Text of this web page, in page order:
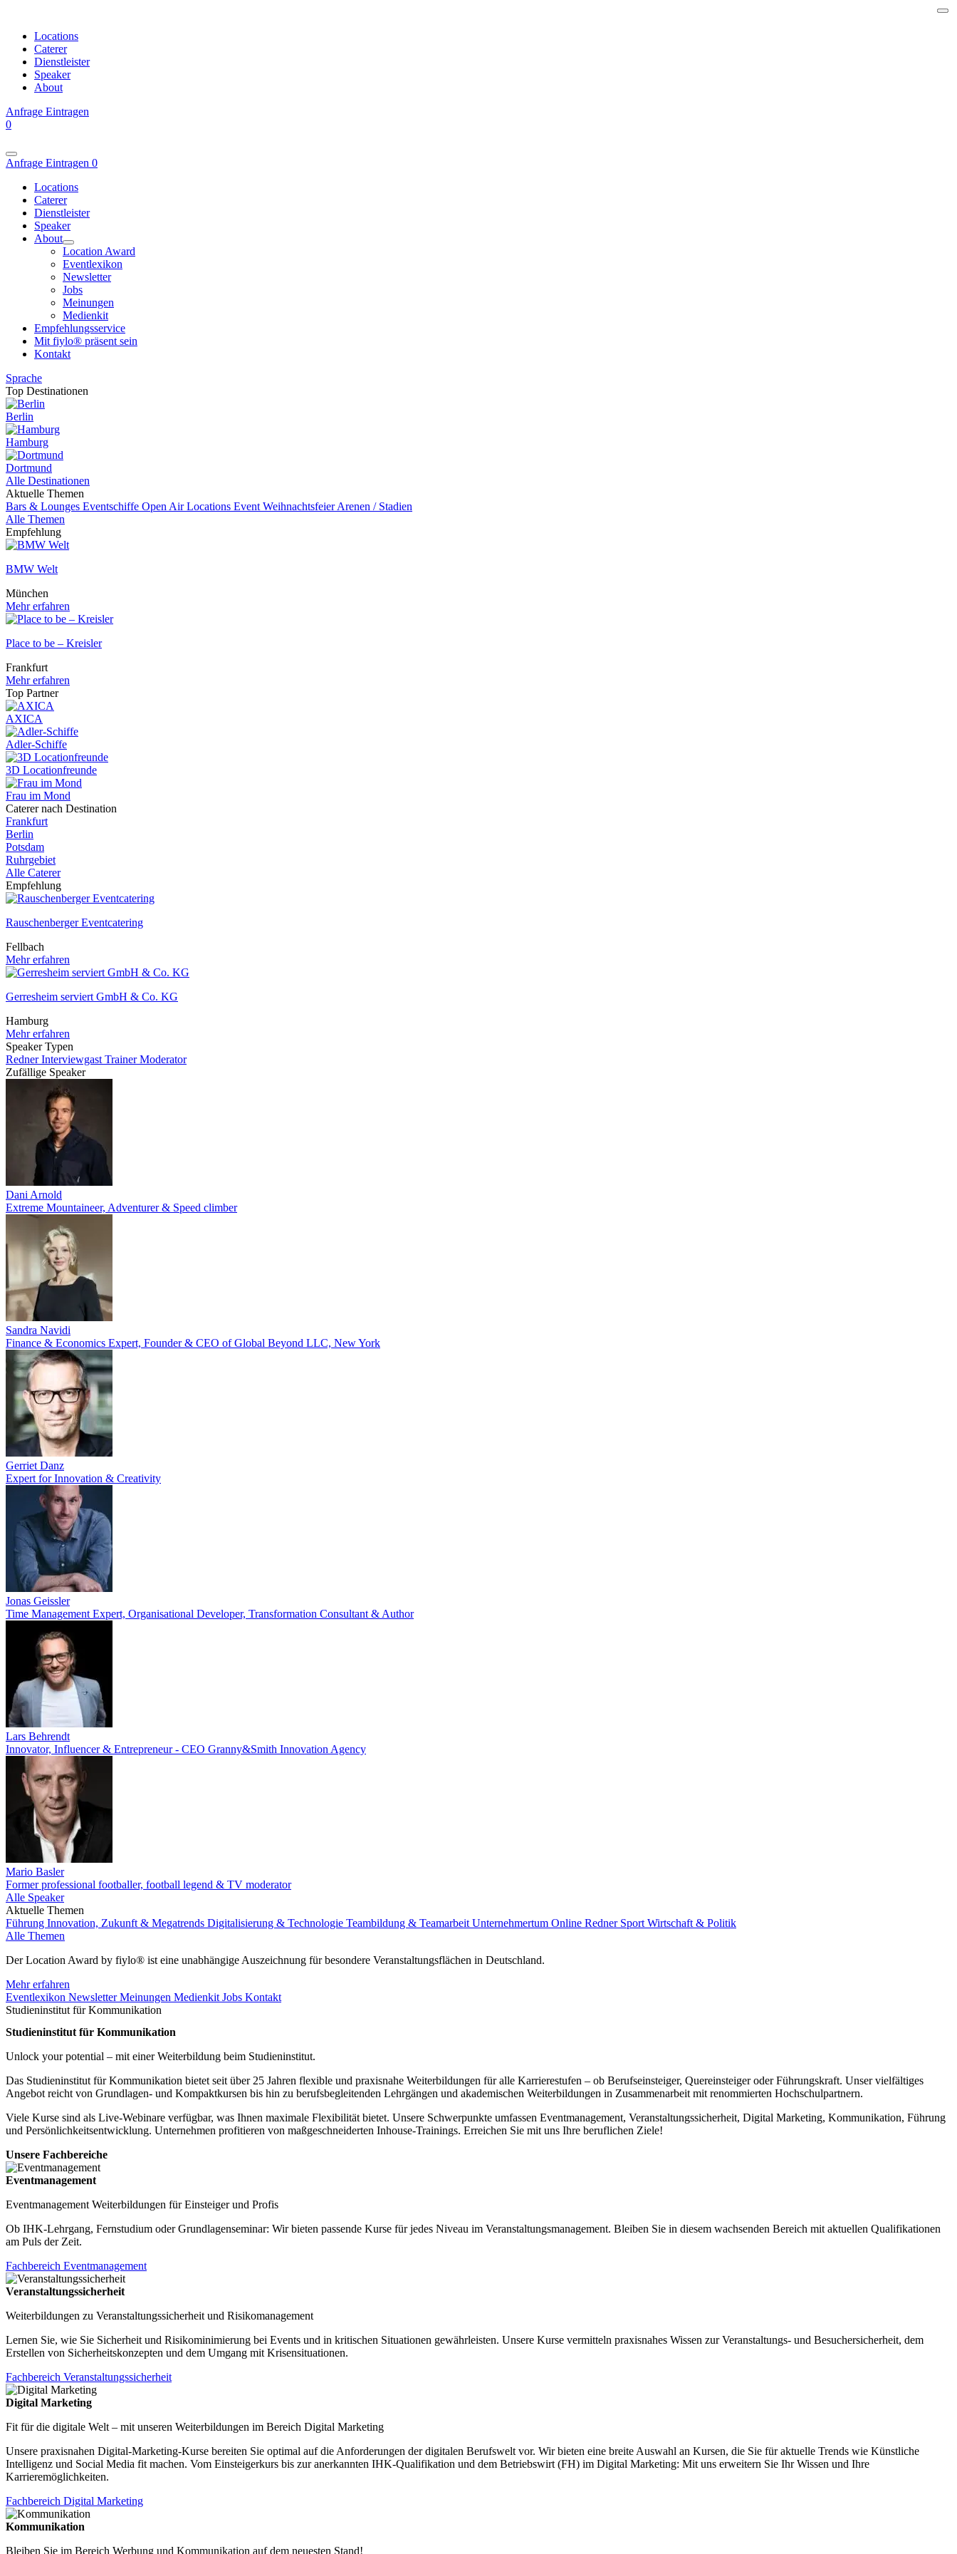
Locations
Caterer
Dienstleister
Speaker
About
Anfrage Eintragen
0
Anfrage Eintragen 0
Locations
Caterer
Dienstleister
Speaker
About
Location Award
Eventlexikon
Newsletter
Jobs
Meinungen
Medienkit
Empfehlungsservice
Mit fiylo® präsent sein
Kontakt
Sprache
Top Destinationen
Berlin
Hamburg
Dortmund
Alle Destinationen
Aktuelle Themen
Bars & Lounges Eventschiffe Open Air Locations Event WeihnachtsfeierArenen / Stadien
Alle Themen
Empfehlung
BMW Welt
München
Mehr erfahren
Place to be – Kreisler
Frankfurt
Mehr erfahren
Top Partner
AXICA
Adler-Schiffe
3D Locationfreunde
Frau im Mond
Caterer nach Destination
Frankfurt
Berlin
Potsdam
Ruhrgebiet
Alle Caterer
Empfehlung
Rauschenberger Eventcatering
Fellbach
Mehr erfahren
Gerresheim serviert GmbH & Co. KG
Hamburg
Mehr erfahren
Speaker Typen
RednerInterviewgast TrainerModerator
Zufällige Speaker
Dani Arnold
Extreme Mountaineer, Adventurer & Speed climber
Sandra Navidi
Finance & Economics Expert, Founder & CEO of Global Beyond LLC, New York
Gerriet Danz
Expert for Innovation & Creativity
Jonas Geissler
Time Management Expert, Organisational Developer, Transformation Consultant & Author
Lars Behrendt
Innovator, Influencer & Entrepreneur - CEO Granny&Smith Innovation Agency
Mario Basler
Former professional footballer, football legend & TV moderator
Alle Speaker
Aktuelle Themen
Führung Innovation, Zukunft & Megatrends Digitalisierung & Technologie Teambildung & Teamarbeit Unternehmertum Online Redner Sport Wirtschaft & Politik
Alle Themen
Der Location Award by fiylo® ist eine unabhängige Auszeichnung für besondere Veranstaltungsflächen in Deutschland.
Mehr erfahren
Eventlexikon NewsletterMeinungen Medienkit Jobs Kontakt
Studieninstitut für Kommunikation
Studieninstitut für Kommunikation
Unlock your potential – mit einer Weiterbildung beim Studieninstitut.
Das Studieninstitut für Kommunikation bietet seit über 25 Jahren flexible und praxisnahe Weiterbildungen für alle Karrierestufen – ob Berufseinsteiger, Quereinsteiger oder Führungskraft. Unser vielfältiges
Angebot reicht von Grundlagen- und Kompaktkursen bis hin zu berufsbegleitenden Lehrgängen und akademischen Weiterbildungen in Zusammenarbeit mit renommierten Hochschulpartnern.
Viele Kurse sind als Live-Webinare verfügbar, was Ihnen maximale Flexibilität bietet. Unsere Schwerpunkte umfassen Eventmanagement, Veranstaltungssicherheit, Digital Marketing, Kommunikation, Führung
und Persönlichkeitsentwicklung. Unternehmen profitieren von maßgeschneiderten Inhouse-Trainings. Erreichen Sie mit uns Ihre beruflichen Ziele!
Unsere Fachbereiche
Eventmanagement
Eventmanagement Weiterbildungen für Einsteiger und Profis
Ob IHK-Lehrgang, Fernstudium oder Grundlagenseminar: Wir bieten passende Kurse für jedes Niveau im Veranstaltungsmanagement. Bleiben Sie in diesem wachsenden Bereich mit aktuellen Qualifikationen
am Puls der Zeit.
Fachbereich Eventmanagement
Veranstaltungssicherheit
Weiterbildungen zu Veranstaltungssicherheit und Risikomanagement
Lernen Sie, wie Sie Sicherheit und Risikominimierung bei Events und in kritischen Situationen gewährleisten. Unsere Kurse vermitteln praxisnahes Wissen zur Veranstaltungs- und Besuchersicherheit, dem
Erstellen von Sicherheitskonzepten und dem Umgang mit Krisensituationen.
Fachbereich Veranstaltungssicherheit
Digital Marketing
Fit für die digitale Welt – mit unseren Weiterbildungen im Bereich Digital Marketing
Unsere praxisnahen Digital-Marketing-Kurse bereiten Sie optimal auf die Anforderungen der digitalen Berufswelt vor. Wir bieten eine breite Auswahl an Kursen, die Sie für aktuelle Trends wie Künstliche
Intelligenz und Social Media fit machen. Vom Einsteigerkurs bis zur anerkannten IHK-Qualifikation und dem Betriebswirt (FH) im Digital Marketing: Mit uns erweitern Sie Ihr Wissen und Ihre
Karrieremöglichkeiten.
Fachbereich Digital Marketing
Kommunikation
Bleiben Sie im Bereich Werbung und Kommunikation auf dem neuesten Stand!